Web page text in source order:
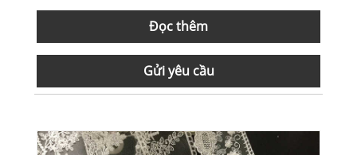
Đọc thêm
Gửi yêu cầu